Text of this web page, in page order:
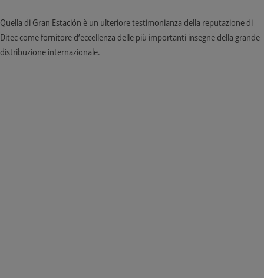
Quella di Gran Estación è un ulteriore testimonianza della reputazione di
Ditec come fornitore d’eccellenza delle più importanti insegne della grande
distribuzione internazionale.